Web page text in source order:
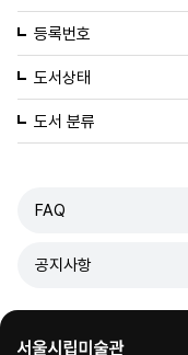
등록번호
도서상태
도서 분류
FAQ
공지사항